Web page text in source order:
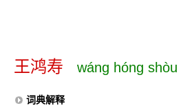
王鸿寿 wáng hóng shòu
词典解释